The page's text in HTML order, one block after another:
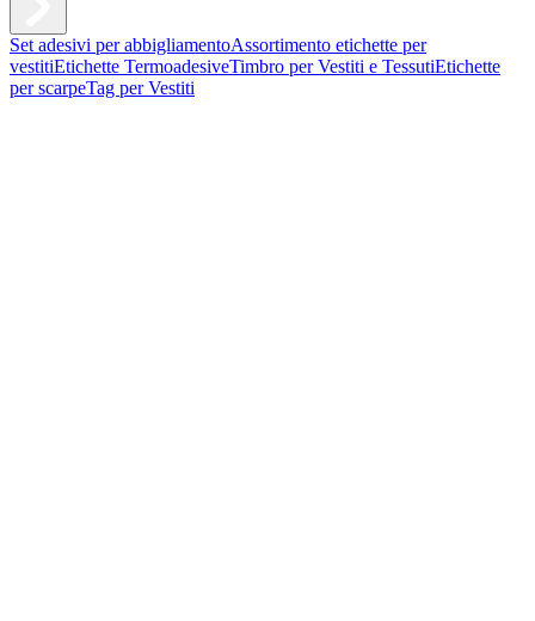
Set adesivi per abbigliamentoAssortimento etichette per
vestitiEtichette TermoadesiveTimbro per Vestiti e TessutiEtichette
per scarpeTag per Vestiti